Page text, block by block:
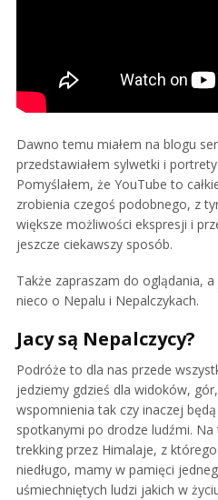
Dawno temu miałem na blogu
przedstawiałem sylwetki i
Pomyślałem, że YouTube to
zrobienia czegoś podobnego, z
większe możliwości ekspresji i
jeszcze ciekawszy sposób.
Także zapraszam do oglądania,
nieco o Nepalu i Nepalczykach.
Jacy są Nepalczycy?
Podróże to dla nas przede
jedziemy gdzieś dla widoków,
wspomnienia tak czy inaczej będą
spotkanymi po drodze ludźmi.
trekking przez Himalaje, z
niedługo, mamy w pamięci
uśmiechniętych ludzi jakich w